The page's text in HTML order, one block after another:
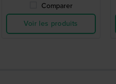
Comparer
Voir les produits